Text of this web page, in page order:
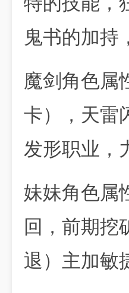
鬼书的加持
魔剑角色属
卡），天雷
发形职业，
妹妹角色属
回，前期挖
退）主加敏